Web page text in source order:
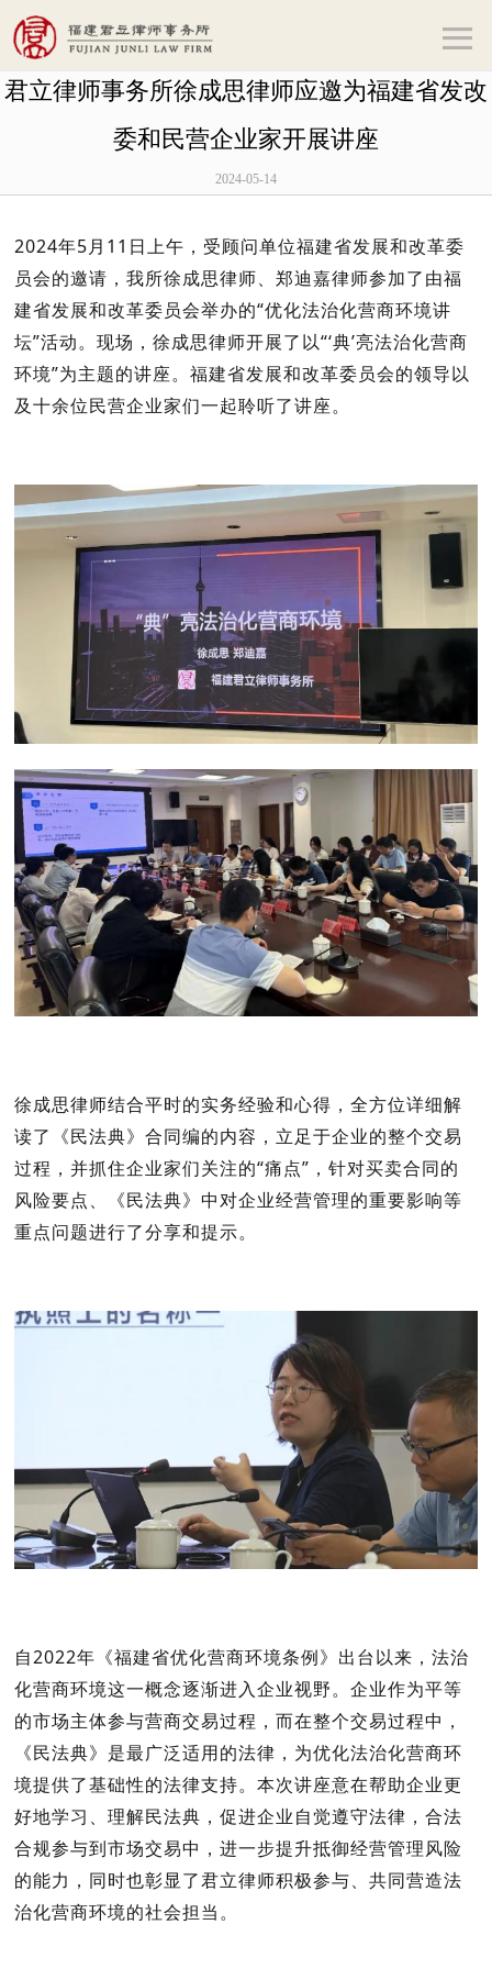
君立律师事务所徐成思律师应邀为福建省发改
委和民营企业家开展讲座
2024-05-14
2024年5月11日上午，受顾问单位福建省发展和改革委
员会的邀请，我所徐成思律师、郑迪嘉律师参加了由福
建省发展和改革委员会举办的“优化法治化营商环境讲
坛”活动。现场，徐成思律师开展了以“‘典’亮法治化营商
环境”为主题的讲座。福建省发展和改革委员会的领导以
及十余位民营企业家们一起聆听了讲座。
徐成思律师结合平时的实务经验和心得，全方位详细解
读了《民法典》合同编的内容，立足于企业的整个交易
过程，并抓住企业家们关注的“痛点”，针对买卖合同的
风险要点、《民法典》中对企业经营管理的重要影响等
重点问题进行了分享和提示。
自2022年《福建省优化营商环境条例》出台以来，法治
化营商环境这一概念逐渐进入企业视野。企业作为平等
的市场主体参与营商交易过程，而在整个交易过程中，
《民法典》是最广泛适用的法律，为优化法治化营商环
境提供了基础性的法律支持。本次讲座意在帮助企业更
好地学习、理解民法典，促进企业自觉遵守法律，合法
合规参与到市场交易中，进一步提升抵御经营管理风险
的能力，同时也彰显了君立律师积极参与、共同营造法
治化营商环境的社会担当。